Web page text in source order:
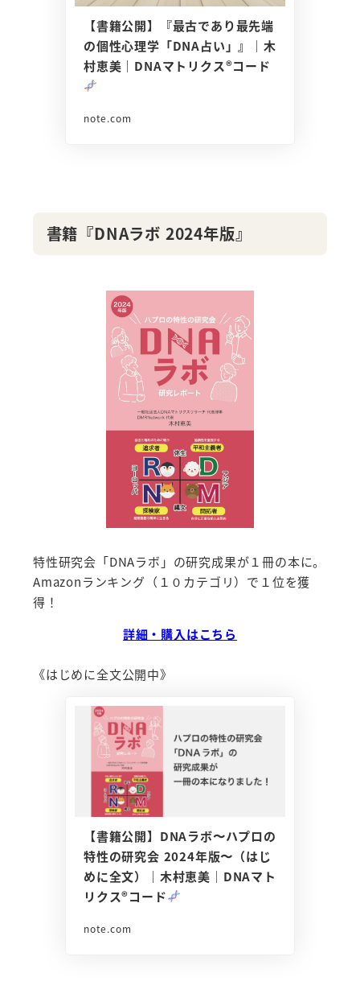
【書籍公開】『最古であり最先端
の個性心理学「DNA占い」』｜木
村恵美｜DNAマトリクス®コード
note.com
書籍『DNAラボ 2024年版』
特性研究会「DNAラボ」の研究成果が１冊の本に。
Amazonランキング（１０カテゴリ）で１位を獲
得！
詳細・購入はこちら
《はじめに全文公開中》
【書籍公開】DNAラボ〜ハプロの
特性の研究会 2024年版〜（はじ
めに全文）｜木村恵美｜DNAマト
リクス®コード
note.com